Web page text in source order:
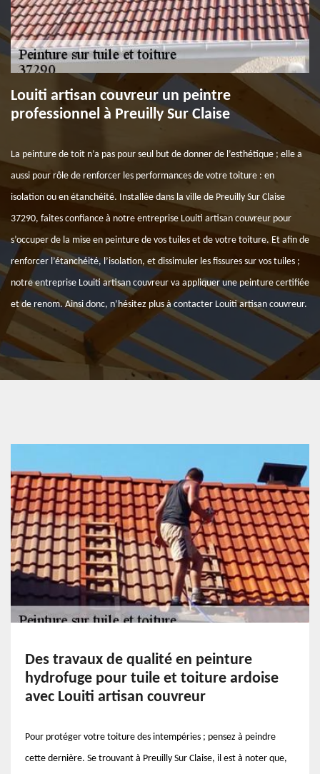
Louiti artisan couvreur un peintre
professionnel à Preuilly Sur Claise
La peinture de toit n’a pas pour seul but de donner de l’esthétique ; elle a
aussi pour rôle de renforcer les performances de votre toiture : en
isolation ou en étanchéité. Installée dans la ville de Preuilly Sur Claise
37290, faites confiance à notre entreprise Louiti artisan couvreur pour
s’occuper de la mise en peinture de vos tuiles et de votre toiture. Et afin de
renforcer l’étanchéité, l’isolation, et dissimuler les fissures sur vos tuiles ;
notre entreprise Louiti artisan couvreur va appliquer une peinture certifiée
et de renom. Ainsi donc, n’hésitez plus à contacter Louiti artisan couvreur.
Des travaux de qualité en peinture
hydrofuge pour tuile et toiture ardoise
avec Louiti artisan couvreur
Pour protéger votre toiture des intempéries ; pensez à peindre
cette dernière. Se trouvant à Preuilly Sur Claise, il est à noter que,